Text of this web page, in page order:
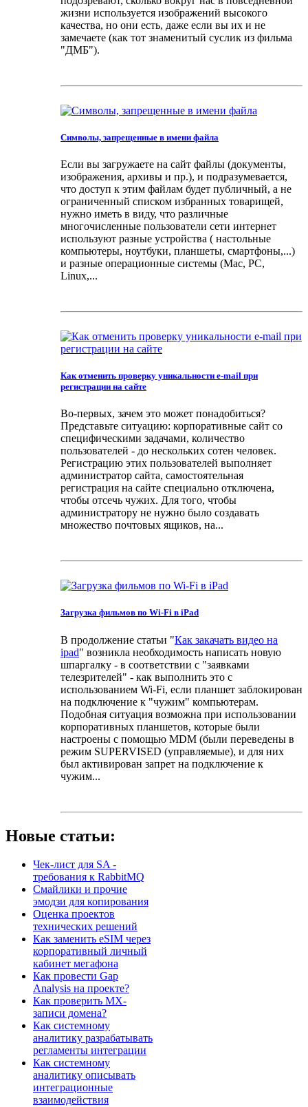
жизни используется изображений высокого
качества, но они есть, даже если вы их и не
замечаете (как тот знаменитый суслик из фильма
"ДМБ").
Символы, запрещенные в имени файла
Если вы загружаете на сайт файлы (документы,
изображения, архивы и пр.), и подразумевается,
что доступ к этим файлам будет публичный, а не
ограниченный списком избранных товарищей,
нужно иметь в виду, что различные
многочисленные пользователи сети интернет
используют разные устройства ( настольные
компьютеры, ноутбуки, планшеты, смартфоны,...)
и разные операционные системы (Mac, PC,
Linux,...
Как отменить проверку уникальности e-mail при
регистрации на сайте
Во-первых, зачем это может понадобиться?
Представьте ситуацию: корпоративные сайт со
специфическими задачами, количество
пользователей - до нескольких сотен человек.
Регистрацию этих пользователей выполняет
администратор сайта, самостоятельная
регистрация на сайте специально отключена,
чтобы отсечь чужих. Для того, чтобы
администратору не нужно было создавать
множество почтовых ящиков, на...
Загрузка фильмов по Wi-Fi в iPad
В продолжение статьи "Как закачать видео на
ipad" возникла необходимость написать новую
шпаргалку - в соответствии с "заявками
телезрителей" - как выполнить это с
использованием Wi-Fi, если планшет заблокирован
на подключение к "чужим" компьютерам.
Подобная ситуация возможна при использовании
корпоративных планшетов, которые были
настроены с помощью MDM (были переведены в
режим SUPERVISED (управляемые), и для них
был активирован запрет на подключение к
чужим...
Новые статьи:
Чек-лист для SA -
требования к RabbitMQ
Смайлики и прочие
эмодзи для копирования
Оценка проектов
технических решений
Как заменить eSIM через
корпоративный личный
кабинет мегафона
Как провести Gap
Analysis на проекте?
Как проверить MX-
записи домена?
Как системному
аналитику разрабатывать
регламенты интеграции
Как системному
аналитику описывать
интеграционные
взаимодействия